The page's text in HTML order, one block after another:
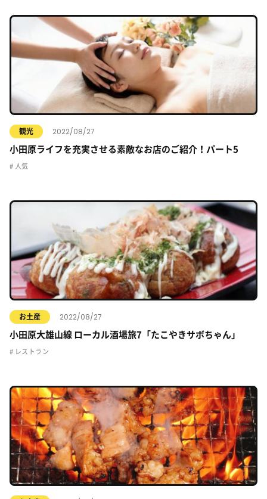
観光 2022/08/27
小田原ライフを充実させる素敵なお店のご紹介！パート5
人気
お土産 2022/08/27
小田原大雄山線 ローカル酒場旅7「たこやきサボちゃん」
レストラン